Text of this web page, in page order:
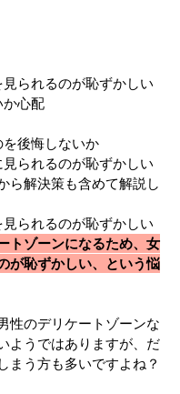
られるのが恥ずかしい
か心配
後悔しないか
られるのが恥ずかしい
ら解決策も含めて解説し
られるのが恥ずかしい
トゾーンになるため、女
が恥ずかしい、という悩
性のデリケートゾーンな
ようではありますが、だ
まう方も多いですよね？